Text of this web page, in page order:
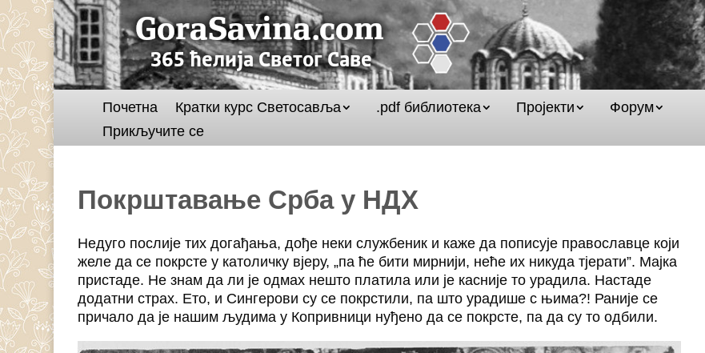
Почетна Кратки курс Светосавља .pdf библиотека Пројекти
Форум
Прикључите се
Покрштавање Срба у НДХ
Недуго послије тих догађања, дође неки службеник и каже да пописује православце који
желе да се покрсте у католичку вјеру, „па ће бити мирнији, неће их никуда тјерати”. Мајка
пристаде. Не знам да ли је одмах нешто платила или је касније то урадила. Настаде
додатни страх. Ето, и Сингерови су се покрстили, па што урадише с њима?! Раније се
причало да је нашим људима у Копривници нуђено да се покрсте, па да су то одбили.